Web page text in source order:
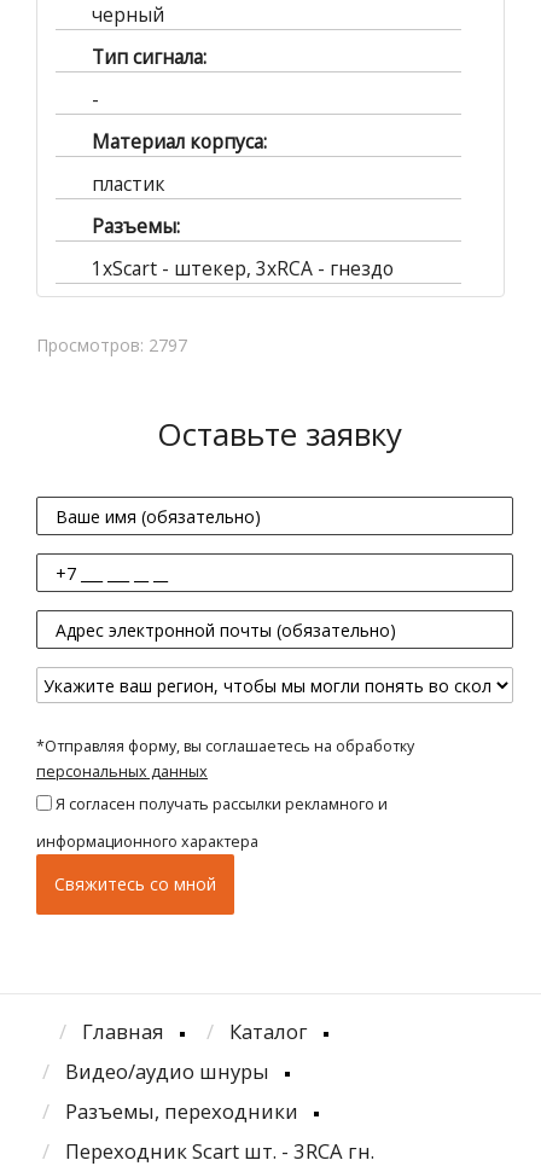
черный
Тип сигнала:
-
Материал корпуса:
пластик
Разъемы:
1xScart - штекер, 3xRCA - гнездо
Просмотров: 2797
Оставьте заявку
*Отправляя форму, вы соглашаетесь на обработку
персональных данных
Я согласен получать рассылки рекламного и
информационного характера
Главная
Каталог
Видео/аудио шнуры
Разъемы, переходники
Переходник Scart шт. - 3RCA гн.